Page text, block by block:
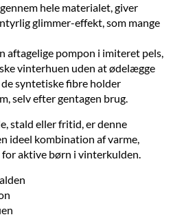
hele materialet, giver
glimmer-effekt, som mange
aftagelige pompon i imiteret pels,
vinterhuen uden at ødelægge
syntetiske fibre holder
selv efter gentagen brug.
stald eller fritid, er denne
ideel kombination af varme,
aktive børn i vinterkulden.